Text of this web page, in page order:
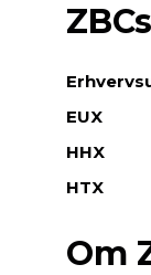
EUX
HHX
HTX
Om